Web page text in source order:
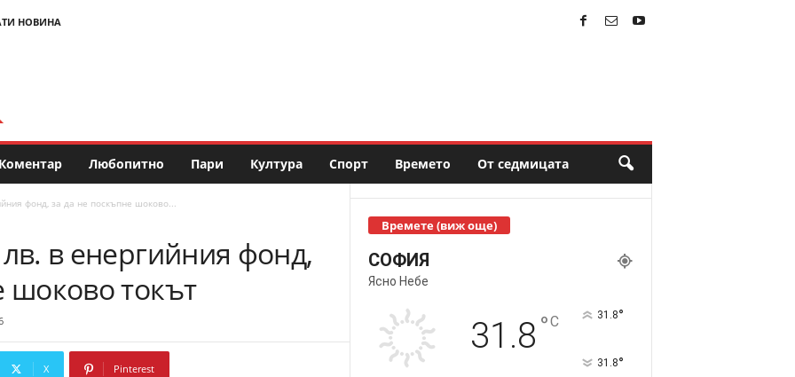
НОВИНА
Коментар Любопитно Пари Култура Спорт Времето От седмицата
фонд, за да не поскъпне шоково...
в енергийния фонд,
шоково токът
X Pinterest
Времете (виж още)
СОФИЯ
Ясно Небе
31.8 °C 31.8°
31.8°